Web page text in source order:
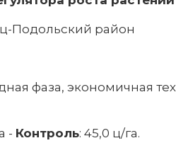
Подольский район
фаза, экономичная
- Контроль: 45,0 ц/га.